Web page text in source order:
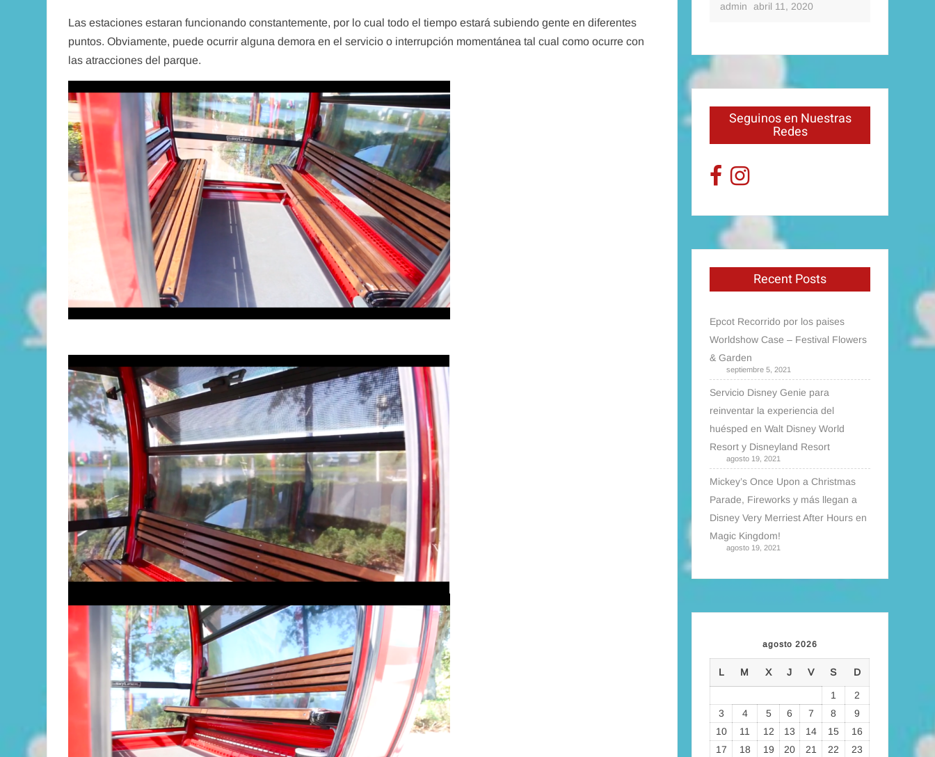
Las estaciones estaran funcionando constantemente, por lo cual todo el tiempo estará subiendo gente en diferentes
puntos. Obviamente, puede ocurrir alguna demora en el servicio o interrupción momentánea tal cual como ocurre con
las atracciones del parque.
admin abril 11, 2020
Seguinos en Nuestras
Redes
Recent Posts
Epcot Recorrido por los paises
Worldshow Case – Festival Flowers
& Garden
septiembre 5, 2021
Servicio Disney Genie para
reinventar la experiencia del
huésped en Walt Disney World
Resort y Disneyland Resort
agosto 19, 2021
Mickey’s Once Upon a Christmas
Parade, Fireworks y más llegan a
Disney Very Merriest After Hours en
Magic Kingdom!
agosto 19, 2021
agosto 2026
L M X J V S D
1
2
3
4 5 6 7 8
9
10
11 12 13 14 15
16
17
18 19 20 21 22
23